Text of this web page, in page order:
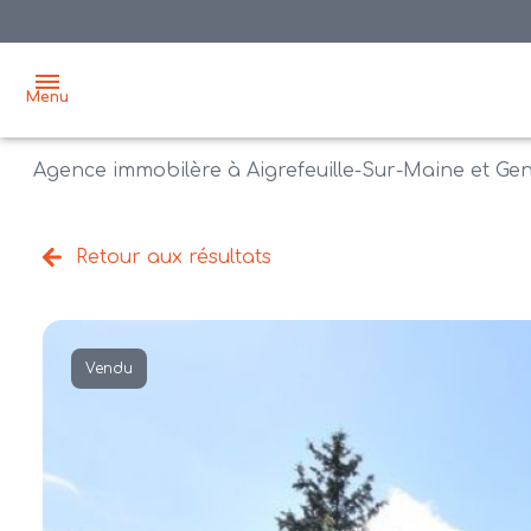
Menu
acheter
biens
vente
agences
estimation
Agence immobilère à Aigrefeuille-Sur-Maine et
Retour aux résultats
Vendu